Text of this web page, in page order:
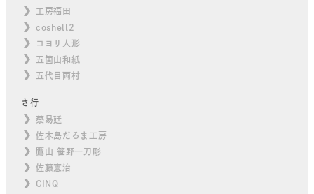
工房福田
coshell2
コヨリ人形
五箇山和紙
五代目両村
さ行
蔡易廷
佐木島だるま工房
鷹山 笹野一刀彫
佐藤憲治
CINQ